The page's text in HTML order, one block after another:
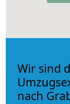
Wir sind
nach